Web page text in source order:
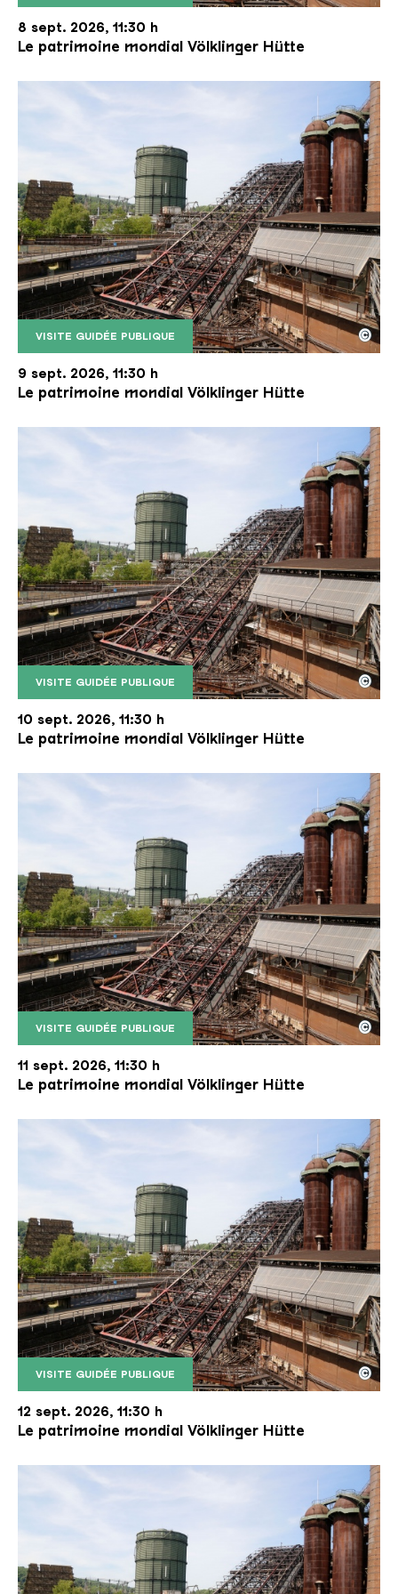
Le monte-charge incliné de la Völklinger Hütte
Copyright: Weltkulturerbe Völklinger Hütte | Karl
8 sept. 2026, 11:30 h
Le patrimoine mondial Völklinger Hütte
VISITE GUIDÉE PUBLIQUE
Le monte-charge incliné de la Völklinger Hütte
Copyright: Weltkulturerbe Völklinger Hütte | Karl
©
9 sept. 2026, 11:30 h
Le patrimoine mondial Völklinger Hütte
VISITE GUIDÉE PUBLIQUE
Le monte-charge incliné de la Völklinger Hütte
Copyright: Weltkulturerbe Völklinger Hütte | Karl
©
10 sept. 2026, 11:30 h
Le patrimoine mondial Völklinger Hütte
VISITE GUIDÉE PUBLIQUE
Le monte-charge incliné de la Völklinger Hütte
Copyright: Weltkulturerbe Völklinger Hütte | Karl
©
11 sept. 2026, 11:30 h
Le patrimoine mondial Völklinger Hütte
VISITE GUIDÉE PUBLIQUE
Le monte-charge incliné de la Völklinger Hütte
Copyright: Weltkulturerbe Völklinger Hütte | Karl
©
12 sept. 2026, 11:30 h
Le patrimoine mondial Völklinger Hütte